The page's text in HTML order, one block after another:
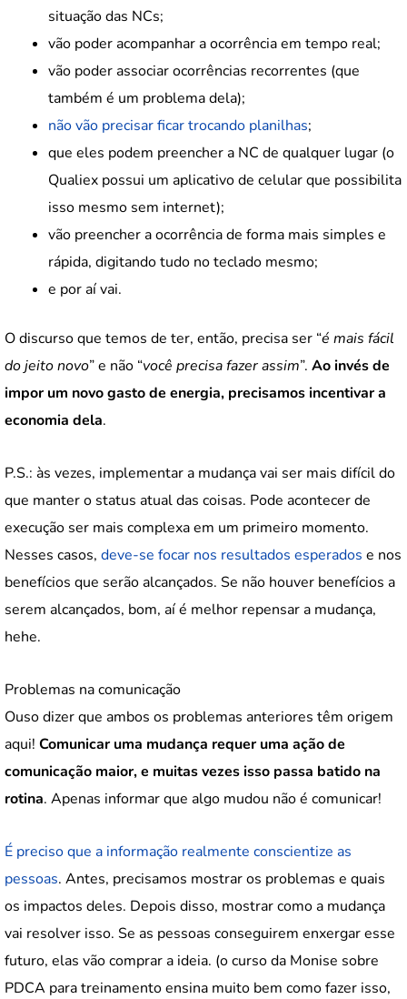
situação das NCs;
vão poder acompanhar a ocorrência em tempo real;
vão poder associar ocorrências recorrentes (que
também é um problema dela);
não vão precisar ficar trocando planilhas;
que eles podem preencher a NC de qualquer lugar (o
Qualiex possui um aplicativo de celular que possibilita
isso mesmo sem internet);
vão preencher a ocorrência de forma mais simples e
rápida, digitando tudo no teclado mesmo;
e por aí vai.
O discurso que temos de ter, então, precisa ser “é mais fácil
do jeito novo” e não “você precisa fazer assim”. Ao invés de
impor um novo gasto de energia, precisamos incentivar a
economia dela.
P.S.: às vezes, implementar a mudança vai ser mais difícil do
que manter o status atual das coisas. Pode acontecer de
execução ser mais complexa em um primeiro momento.
Nesses casos, deve-se focar nos resultados esperados e nos
benefícios que serão alcançados. Se não houver benefícios a
serem alcançados, bom, aí é melhor repensar a mudança,
hehe.
Problemas na comunicação
Ouso dizer que ambos os problemas anteriores têm origem
aqui! Comunicar uma mudança requer uma ação de
comunicação maior, e muitas vezes isso passa batido na
rotina. Apenas informar que algo mudou não é comunicar!
É preciso que a informação realmente conscientize as
pessoas. Antes, precisamos mostrar os problemas e quais
os impactos deles. Depois disso, mostrar como a mudança
vai resolver isso. Se as pessoas conseguirem enxergar esse
futuro, elas vão comprar a ideia. (o curso da Monise sobre
PDCA para treinamento ensina muito bem como fazer isso,